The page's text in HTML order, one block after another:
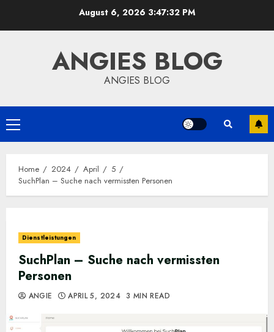
August 6, 2026 3:47:33 PM
ANGIES BLOG
ANGIES BLOG
Primary
Home 2024 April
5
SuchPlan – Suche nach vermissten Personen
Dienstleistungen
SuchPlan – Suche nach vermissten
Personen
ANGIE APRIL 5, 2024 3 MIN READ